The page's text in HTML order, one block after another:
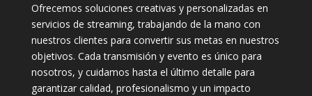
Ofrecemos soluciones creativas y personalizadas en
servicios de streaming, trabajando de la mano con
nuestros clientes para convertir sus metas en nuestros
objetivos. Cada transmisión y evento es único para
nosotros, y cuidamos hasta el último detalle para
garantizar calidad, profesionalismo y un impacto